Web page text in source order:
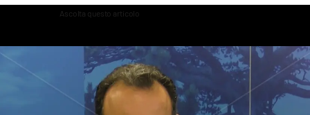
Attualità
Economia e lavoro
Italia Mondo
Ascolta questo articolo